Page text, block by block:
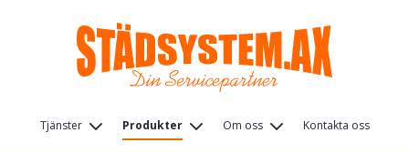
huvudinnehåll
Huvudmeny
Tjänster Produkter Om oss Kontakta oss